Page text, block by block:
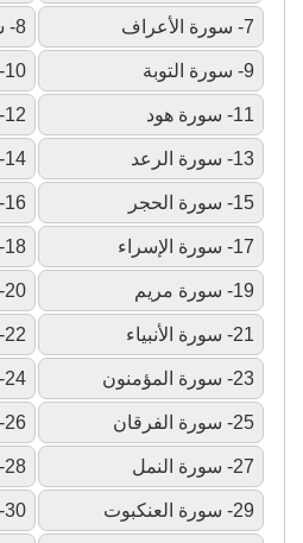
7- سورة الأعراف 8- سورة الأنفال
9- سورة التوبة 10- سورة يونس
11- سورة هود 12- سورة يوسف
13- سورة الرعد 14- سورة إبراهيم
15- سورة الحجر 16- سورة النحل
17- سورة الإسراء 18- سورة الكهف
19- سورة مريم 20- سورة طه
21- سورة الأنبياء 22- سورة الحج
23- سورة المؤمنون 24- سورة النور
25- سورة الفرقان 26- سورة الشعراء
27- سورة النمل 28- سورة القصص
29- سورة العنكبوت 30- سورة الروم